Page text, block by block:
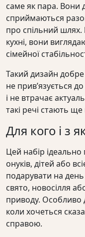
саме як пара. Вони
сприймаються
про спільний
кухні, вони
сімейної
Такий дизайн добре
не прив’язується
і не втрачає
такі речі стають
Для кого і з
Цей набір ідеально
онуків, дітей або
подарувати на
свято, новосілля
приводу. Особливо
коли хочеться
справою.